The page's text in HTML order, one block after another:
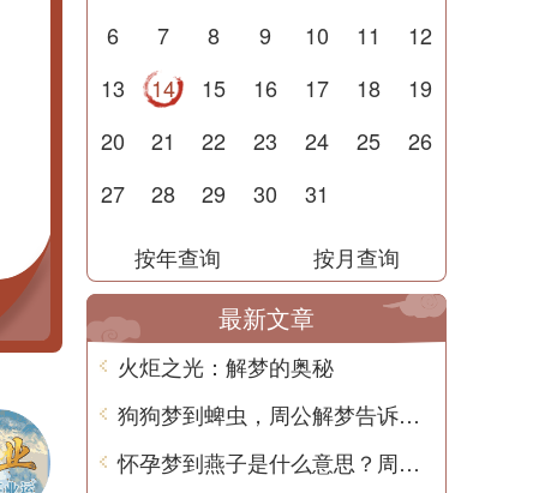
6
7 8 9 10 11
12
13
14 15 16 17 18
19
20
21 22 23 24 25
26
27
28 29 30 31
按年查询 按月查询
最新文章
火炬之光：解梦的奥秘
狗狗梦到蜱虫，周公解梦告诉你这意味着什么？
怀孕梦到燕子是什么意思？周公解梦告诉你